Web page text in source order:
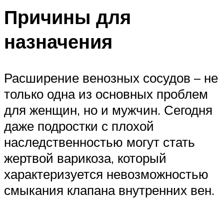
Причины для
назначения
Расширение венозных сосудов – не
только одна из основных проблем
для женщин, но и мужчин. Сегодня
даже подростки с плохой
наследственностью могут стать
жертвой варикоза, который
характеризуется невозможностью
смыкания клапана внутренних вен.